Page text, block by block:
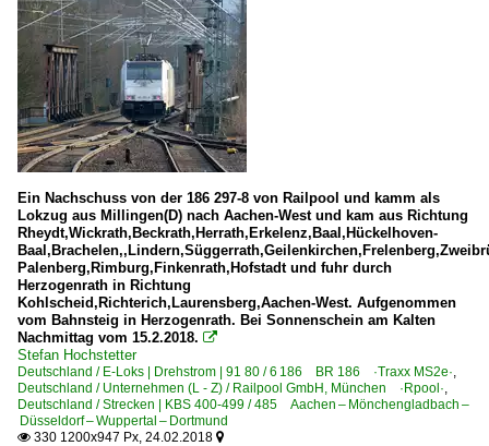
Ein Nachschuss von der 186 297-8 von Railpool und kamm als
Lokzug aus Millingen(D) nach Aachen-West und kam aus Richtung
Rheydt,Wickrath,Beckrath,Herrath,Erkelenz,Baal,Hückelhoven-
Palenberg,Rimburg,Finkenrath,Hofstadt und fuhr durch
Herzogenrath in Richtung
Kohlscheid,Richterich,Laurensberg,Aachen-West. Aufgenommen
vom Bahnsteig in Herzogenrath. Bei Sonnenschein am Kalten
Nachmittag vom 15.2.2018. 
Stefan Hochstetter
Deutschland / E-Loks | Drehstrom | 91 80 / 6 186 BR 186 ·Traxx MS2e·
Deutschland / Unternehmen (L - Z) / Railpool GmbH, München ·Rpool·
Deutschland / Strecken | KBS 400-499 / 485 Aachen – Mönchengladbach –
Düsseldorf – Wuppertal – Dortmund
 330 1200x947 Px, 24.02.2018 